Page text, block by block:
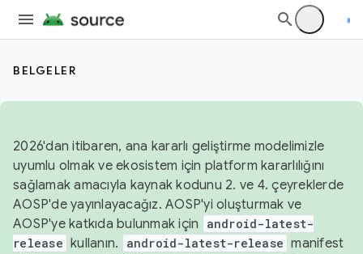
BELGELER
2026'dan itibaren, ana kararlı geliştirme modelimizle
uyumlu olmak ve ekosistem için platform kararlılığını
sağlamak amacıyla kaynak kodunu 2. ve 4. çeyreklerde
AOSP'de yayınlayacağız. AOSP'yi oluşturmak ve
AOSP'ye katkıda bulunmak için
android-latest-
release kullanın. android-latest-release manifest